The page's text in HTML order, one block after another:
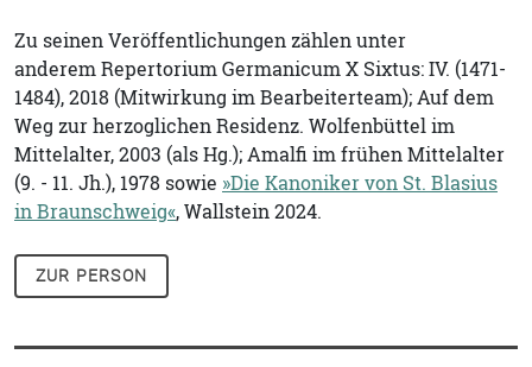
Zu seinen Veröffentlichungen zählen unter
anderemRepertorium Germanicum X Sixtus: IV. (1471-
1484), 2018 (Mitwirkung im Bearbeiterteam); Auf dem
Weg zur herzoglichen Residenz. Wolfenbüttel im
Mittelalter, 2003 (als Hg.); Amalfi im frühen Mittelalter
(9. - 11. Jh.), 1978 sowie »Die Kanoniker von St. Blasius
in Braunschweig«, Wallstein 2024.
ZUR PERSON